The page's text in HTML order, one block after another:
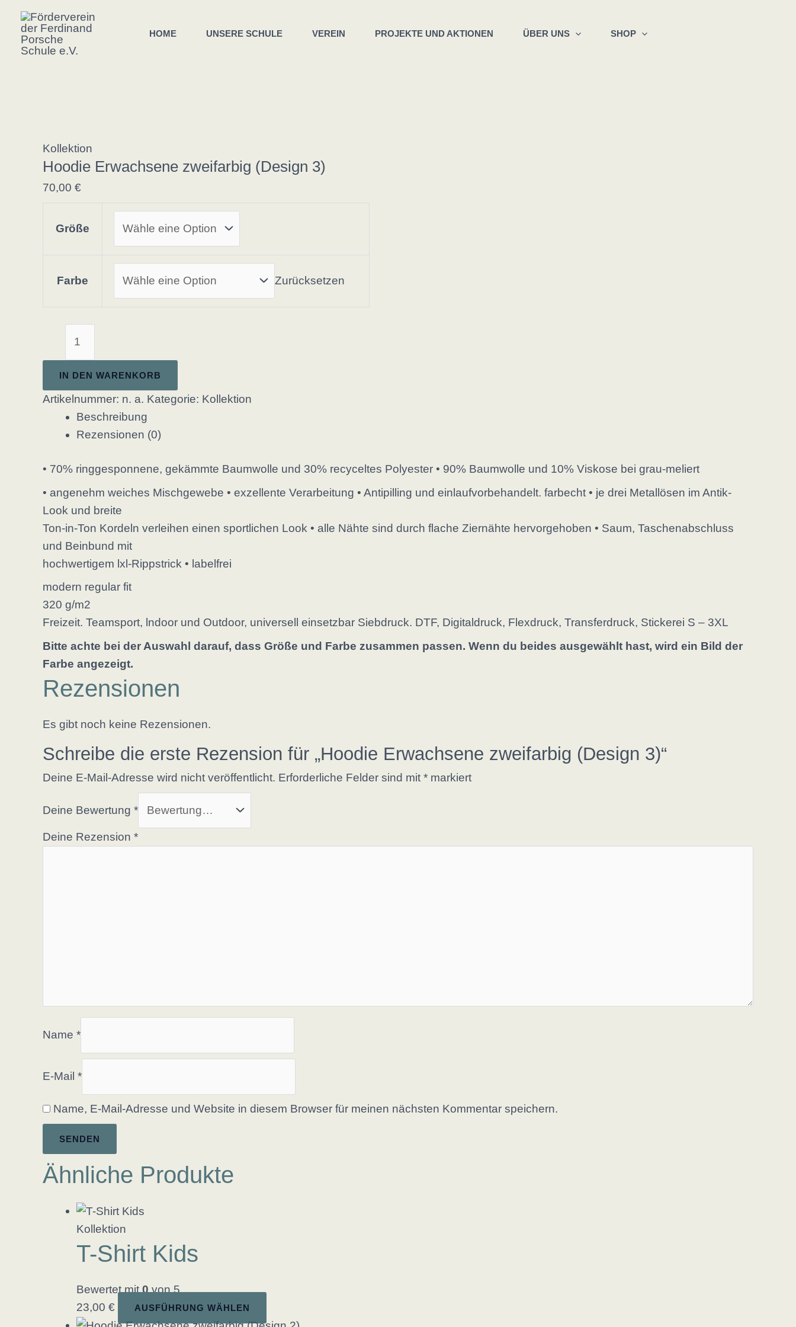
Inhalt
springen
HOME UNSERE SCHULE VEREIN PROJEKTE UND AKTIONEN ÜBER UNS SHOP
Kollektion
Hoodie Erwachsene zweifarbig (Design 3)
70,00 €
Größe
Farbe Zurücksetzen
3)
Menge
IN DEN WARENKORB
Artikelnummer: n. a. Kategorie: Kollektion
Beschreibung
Rezensionen (0)
• 70% ringgesponnene, gekämmte Baumwolle und 30% recyceltes Polyester • 90% Baumwolle und 10% Viskose bei grau-meliert
• angenehm weiches Mischgewebe • exzellente Verarbeitung • Antipilling und einlaufvorbehandelt. farbecht • je drei Metallösen im Antik-
Look und breite
Ton-in-Ton Kordeln verleihen einen sportlichen Look • alle Nähte sind durch flache Ziernähte hervorgehoben • Saum, Taschenabschluss
und Beinbund mit
hochwertigem lxl-Rippstrick • labelfrei
modern regular fit
320 g/m2
Freizeit. Teamsport, lndoor und Outdoor, universell einsetzbar Siebdruck. DTF, Digitaldruck, Flexdruck, Transferdruck, Stickerei S – 3XL
Bitte achte bei der Auswahl darauf, dass Größe und Farbe zusammen passen. Wenn du beides ausgewählt hast, wird ein Bild der
Farbe angezeigt.
Rezensionen
Es gibt noch keine Rezensionen.
Schreibe die erste Rezension für „Hoodie Erwachsene zweifarbig (Design 3)“
Deine E-Mail-Adresse wird nicht veröffentlicht. Erforderliche Felder sind mit * markiert
Deine Bewertung *
Deine Rezension *
Name *
E-Mail *
Name, E-Mail-Adresse und Website in diesem Browser für meinen nächsten Kommentar speichern.
Ähnliche Produkte
Kollektion
T-Shirt Kids
Bewertet mit0von 5
23,00 € AUSFÜHRUNG WÄHLEN
Produkt